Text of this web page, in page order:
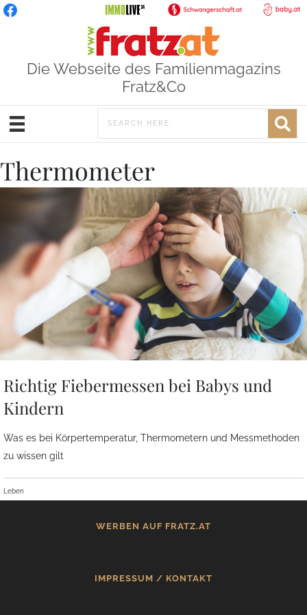
Die Webseite des Familienmagazins
Fratz&Co
Thermometer
Richtig Fiebermessen bei Babys und
Kindern
Was es bei Körpertemperatur, Thermometern und Messmethoden
zu wissen gilt
Leben
WERBEN AUF FRATZ.AT
IMPRESSUM / KONTAKT